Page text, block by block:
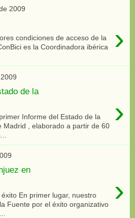
2009
›
condiciones de acceso de la
es la Coordinadora ibérica
de la
›
Informe del Estado de la
Madrid , elaborado a partir de 60
en
›
En primer lugar, nuestro
Fuente por el éxito organizativo